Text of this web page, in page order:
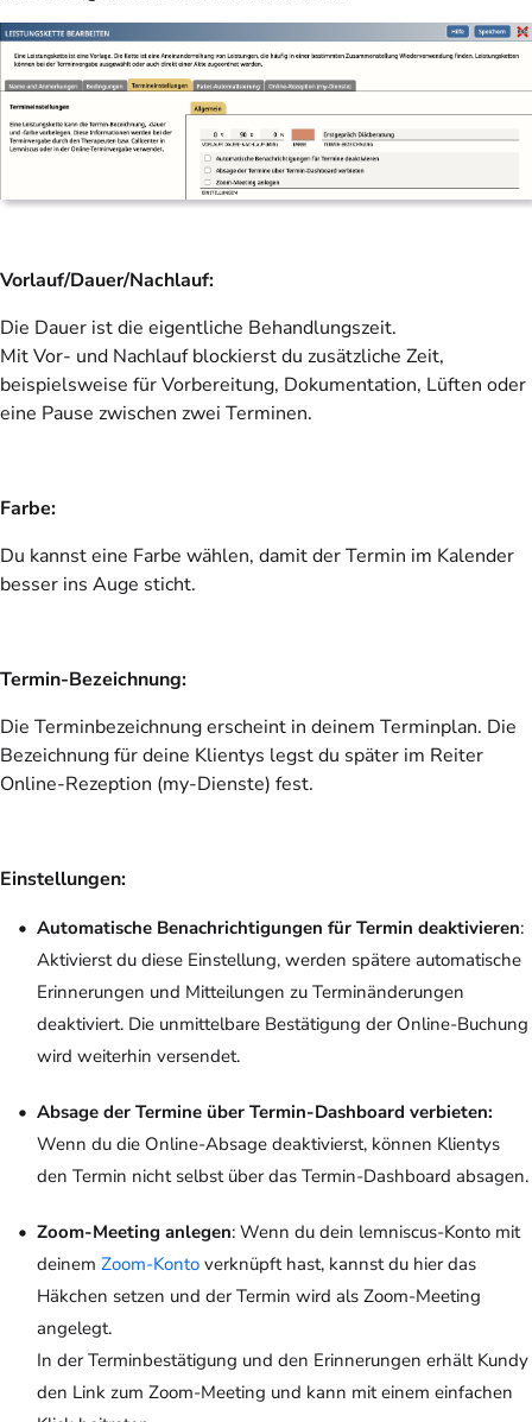
Vorlauf/Dauer/Nachlauf:
Die Dauer ist die eigentliche Behandlungszeit.
Mit Vor- und Nachlauf blockierst du zusätzliche Zeit,
beispielsweise für Vorbereitung, Dokumentation, Lüften oder
eine Pause zwischen zwei Terminen.
Farbe:
Du kannst eine Farbe wählen, damit der Termin im Kalender
besser ins Auge sticht.
Termin-Bezeichnung:
Die Terminbezeichnung erscheint in deinem Terminplan. Die
Bezeichnung für deine Klientys legst du später im Reiter
Online-Rezeption (my-Dienste) fest.
Einstellungen:
Automatische Benachrichtigungen für Termin deaktivieren:
Aktivierst du diese Einstellung, werden spätere automatische
Erinnerungen und Mitteilungen zu Terminänderungen
deaktiviert. Die unmittelbare Bestätigung der Online-Buchung
wird weiterhin versendet.
Absage der Termine über Termin-Dashboard verbieten:
Wenn du die Online-Absage deaktivierst, können Klientys
den Termin nicht selbst über das Termin-Dashboard absagen.
Zoom-Meeting anlegen: Wenn du dein lemniscus-Konto mit
deinem Zoom-Konto verknüpft hast, kannst du hier das
Häkchen setzen und der Termin wird als Zoom-Meeting
angelegt.
In der Terminbestätigung und den Erinnerungen erhält Kundy
den Link zum Zoom-Meeting und kann mit einem einfachen